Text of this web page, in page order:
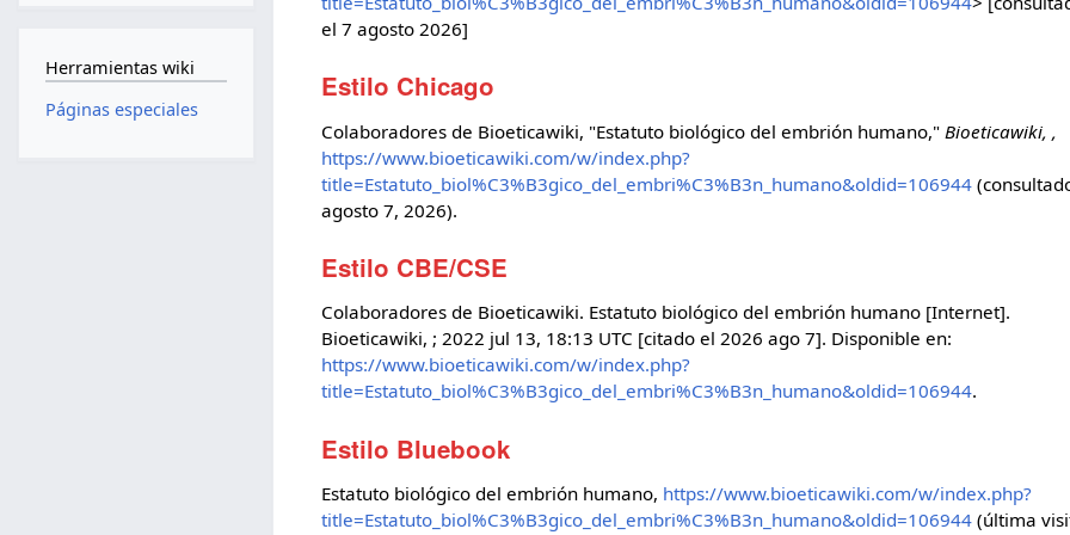
el 7 agosto 2026]
Estilo Chicago
Colaboradores de Bioeticawiki, "Estatuto biológico del embrión humano," Bioeticawiki, ,
https://www.bioeticawiki.com/w/index.php?
title=Estatuto_biol%C3%B3gico_del_embri%C3%B3n_humano&oldid=106944
agosto 7, 2026).
Estilo CBE/CSE
Colaboradores de Bioeticawiki. Estatuto biológico del embrión humano [Internet].
Bioeticawiki, ; 2022 jul 13, 18:13 UTC [citado el 2026 ago 7]. Disponible en:
https://www.bioeticawiki.com/w/index.php?
title=Estatuto_biol%C3%B3gico_del_embri%C3%B3n_humano&oldid=106944.
Estilo Bluebook
Estatuto biológico del embrión humano, https://www.bioeticawiki.com/w/index.php?
title=Estatuto_biol%C3%B3gico_del_embri%C3%B3n_humano&oldid=106944 (última
Herramientas wiki
Páginas especiales